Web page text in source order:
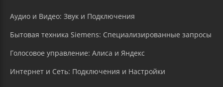
Аудио и Видео: Звук и Подключения
Бытовая техника Siemens: Специализированные запросы
Голосовое управление: Алиса и Яндекс
Интернет и Сеть: Подключения и Настройки